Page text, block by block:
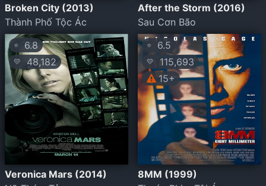
Broken City (2013)
Thành Phố Tộc Ác
After the Storm (2016)
Sau Cơn Bão
⭐ 6.8
💛 48,182
Veronica Mars (2014)
⭐ 6.5
💛
115,693
15+
8MM (1999)